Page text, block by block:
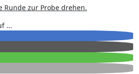
Runde zur Probe drehen.
...